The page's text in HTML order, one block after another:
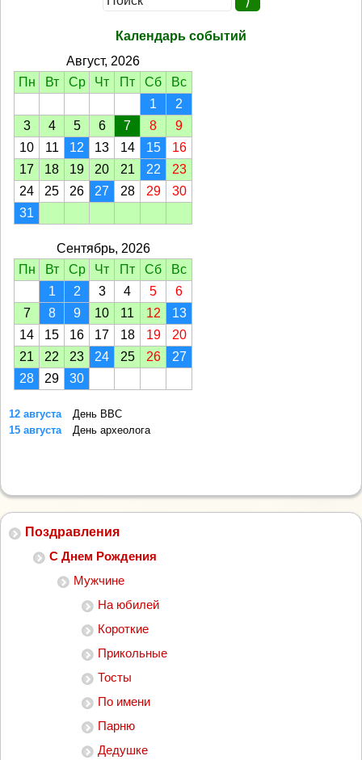
Поздравления
С Днем Рождения
Мужчине
На юбилей
Короткие
Прикольные
Тосты
По имени
Парню
Дедушке
Календарь событий
Август, 2026
Пн
Вт Ср Чт Пт Сб
Вс
1
2
3
4 5 6 7 8
9
10
11 12 13 14 15
16
17
18 19 20 21 22
23
24
25 26 27 28 29
30
31
Сентябрь, 2026
Пн
Вт Ср Чт Пт Сб
Вс
1
2 3 4 5
6
7
8 9 10 11 12
13
14
15 16 17 18 19
20
21
22 23 24 25 26
27
28
29 30
12 августа
День ВВС
15 августа
День археолога